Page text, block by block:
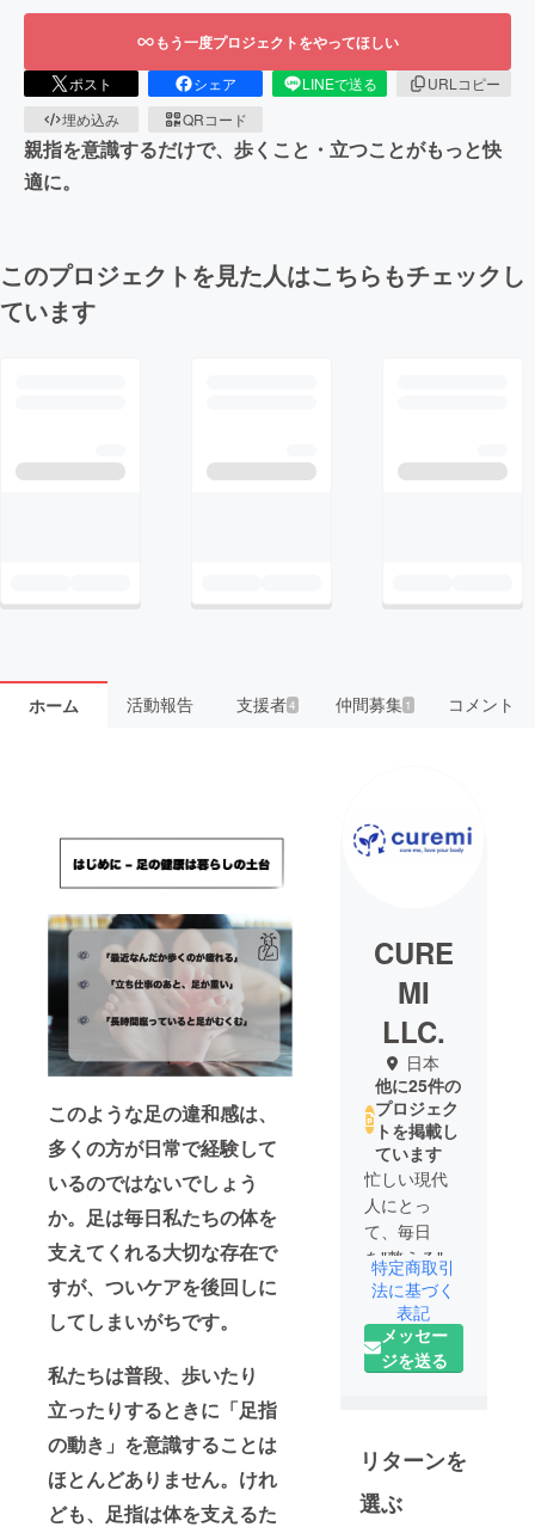
もう一度プロジェクトをやってほしい
ポスト シェア LINEで送る
URLコピー
埋め込み
QRコード
親指を意識するだけで、歩くこと・立つことがもっと快
適に。
このプロジェクトを見た人はこちらもチェックし
ています
ホーム 活動報告 支援者4 仲間募集 1 コメント
このような足の違和感は、
多くの方が日常で経験して
いるのではないでしょう
か。足は毎日私たちの体を
支えてくれる大切な存在で
すが、ついケアを後回しに
してしまいがちです。
私たちは普段、歩いたり
立ったりするときに「足指
の動き」を意識することは
ほとんどありません。けれ
ども、足指は体を支えるた
CURE
MI
LLC.
日本
他に25件の
プロジェク
トを掲載し
ています
忙しい現代
人にとっ
て、毎日
を"整える"時
間はとても
貴重。
Curemiは、
身近な悩み
届けしま
す。
特定商取引
法に基づく
表記
メッセー
ジを送る
リターンを
選ぶ